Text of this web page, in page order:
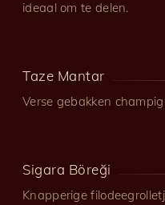
ideaal om te delen.
Taze Mantar
Verse gebakken
Sigara Böreği
Knapperige